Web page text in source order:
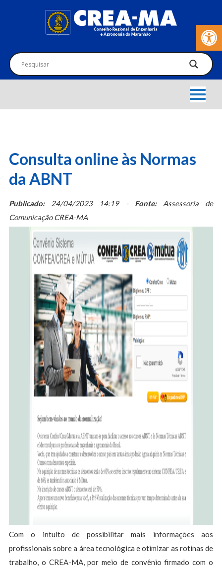
Barra de
Consulta online às Normas
da ABNT
Publicado:24/04/2023 14:19 - Fonte:Assessoria de
Comunicação CREA-MA
Com o intuito de possibilitar mais informações aos
profissionais sobre a área tecnológica e otimizar as rotinas de
trabalho, o CREA-MA, por meio de convênio firmado com o